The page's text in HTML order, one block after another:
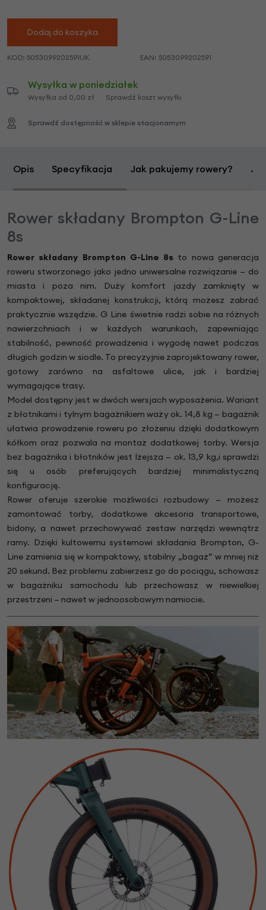
Dodaj do koszyka
KOD: 5053099202591UK EAN: 5053099202591
Wysyłka w poniedziałek
Wysyłka od 0,00 zł Sprawdź koszt wysyłki
Sprawdź dostępność w sklepie stacjonarnym
Opis Specyfikacja Jak pakujemy rowery?
Rower składany Brompton G-Line
8s
Rower składany Brompton G-Line 8s to nowa generacja
roweru stworzonego jako jedno uniwersalne rozwiązanie — do
miasta i poza nim. Duży komfort jazdy zamknięty w
kompaktowej, składanej konstrukcji, którą możesz zabrać
praktycznie wszędzie. G Line świetnie radzi sobie na różnych
nawierzchniach i w każdych warunkach, zapewniając
stabilność, pewność prowadzenia i wygodę nawet podczas
długich godzin w siodle. To precyzyjnie zaprojektowany rower,
gotowy zarówno na asfaltowe ulice, jak i bardziej
wymagające trasy.
Model dostępny jest w dwóch wersjach wyposażenia. Wariant
z błotnikami i tylnym bagażnikiem waży ok. 14,8 kg — bagażnik
ułatwia prowadzenie roweru po złożeniu dzięki dodatkowym
kółkom oraz pozwala na montaż dodatkowej torby. Wersja
bez bagażnika i błotników jest lżejsza — ok. 13,9 kg,i sprawdzi
się u osób preferujących bardziej minimalistyczną
konfigurację.
Rower oferuje szerokie możliwości rozbudowy — możesz
zamontować torby, dodatkowe akcesoria transportowe,
bidony, a nawet przechowywać zestaw narzędzi wewnątrz
ramy. Dzięki kultowemu systemowi składania Brompton, G-
Line zamienia się w kompaktowy, stabilny „bagaż” w mniej niż
20 sekund. Bez problemu zabierzesz go do pociągu, schowasz
w bagażniku samochodu lub przechowasz w niewielkiej
przestrzeni — nawet w jednoosobowym namiocie.